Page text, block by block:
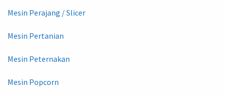
Mesin Perajang / Slicer
Mesin Pertanian
Mesin Peternakan
Mesin Popcorn